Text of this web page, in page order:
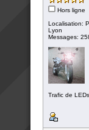
Hors ligne
Localisation:
Lyon
Messages:
Trafic de LEDs